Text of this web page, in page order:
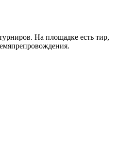
На площадке есть тир,